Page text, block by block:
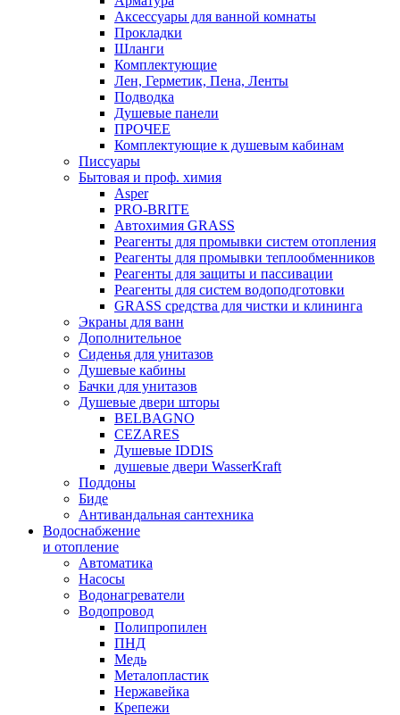
Аксессуары для ванной комнаты
Прокладки
Шланги
Комплектующие
Лен, Герметик, Пена, Ленты
Подводка
Душевые панели
ПРОЧЕЕ
Комплектующие к душевым кабинам
Писсуары
Бытовая и проф. химия
Asper
PRO-BRITE
Автохимия GRASS
Реагенты для промывки систем отопления
Реагенты для промывки теплообменников
Реагенты для защиты и пассивации
Реагенты для систем водоподготовки
GRASS средства для чистки и клининга
Экраны для ванн
Дополнительное
Сиденья для унитазов
Душевые кабины
Бачки для унитазов
Душевые двери шторы
BELBAGNO
CEZARES
Душевые IDDIS
душевые двери WasserKraft
Поддоны
Биде
Антивандальная сантехника
Водоснабжение
и отопление
Автоматика
Насосы
Водонагреватели
Водопровод
Полипропилен
ПНД
Медь
Металопластик
Нержавейка
Крепежи